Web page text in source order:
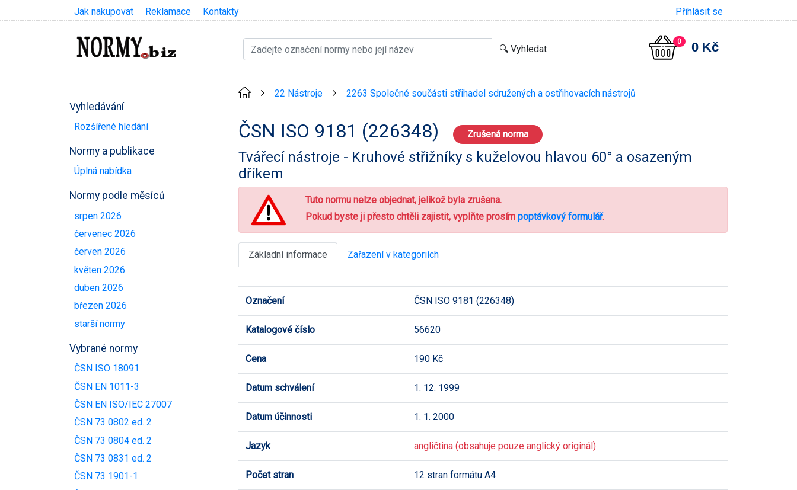
Jak nakupovat Reklamace Kontakty Přihlásit se
0 0 Kč
Vyhledávání
Rozšířené hledání
Normy a publikace
Úplná nabídka
Normy podle měsíců
srpen 2026
červenec 2026
červen 2026
květen 2026
duben 2026
březen 2026
starší normy
Vybrané normy
ČSN ISO 18091
ČSN EN 1011-3
ČSN EN ISO/IEC 27007
ČSN 73 0802 ed. 2
ČSN 73 0804 ed. 2
ČSN 73 0831 ed. 2
ČSN 73 1901-1
22 Nástroje 2263 Společné součásti střihadel sdružených a ostřihovacích nástrojů
ČSN ISO 9181 (226348) Zrušená norma
Tvářecí nástroje - Kruhové střižníky s kuželovou hlavou 60° a osazeným
dříkem
Tuto normu nelze objednat, jelikož byla zrušena.
Pokud byste ji přesto chtěli zajistit, vyplňte prosím poptávkový formulář.
Základní informace Zařazení v kategoriích
Označení ČSN ISO 9181 (226348)
Katalogové číslo 56620
Cena 190 Kč
Datum schválení 1. 12. 1999
Datum účinnosti 1. 1. 2000
Jazyk angličtina (obsahuje pouze anglický originál)
Počet stran 12 stran formátu A4